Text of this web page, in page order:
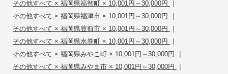
その他すべて × 福岡県福智町 × 10,001円～30,000円 |
その他すべて × 福岡県福津市 × 10,001円～30,000円 |
その他すべて × 福岡県豊前市 × 10,001円～30,000円 |
その他すべて × 福岡県水巻町 × 10,001円～30,000円 |
その他すべて × 福岡県みやこ町 × 10,001円～30,000円 |
その他すべて × 福岡県みやま市 × 10,001円～30,000円 |